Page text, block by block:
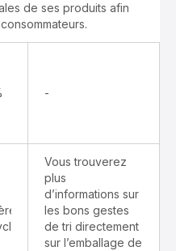
de ses produits afin
-
Vous trouverez
plus
d’informations sur
les bons gestes
de tri directement
sur l’emballage de